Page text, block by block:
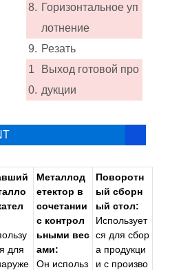
8. Горизонтальное уп
лотнение
9. Резать
1
0.
Выход готовой про
дукции
для
Металлод
етектор в
сочетании
с контрол
ьными вес
ами:
Он использ
Поворотн
ый сборн
ый стол:
Использует
ся для сбор
а продукци
и с произво